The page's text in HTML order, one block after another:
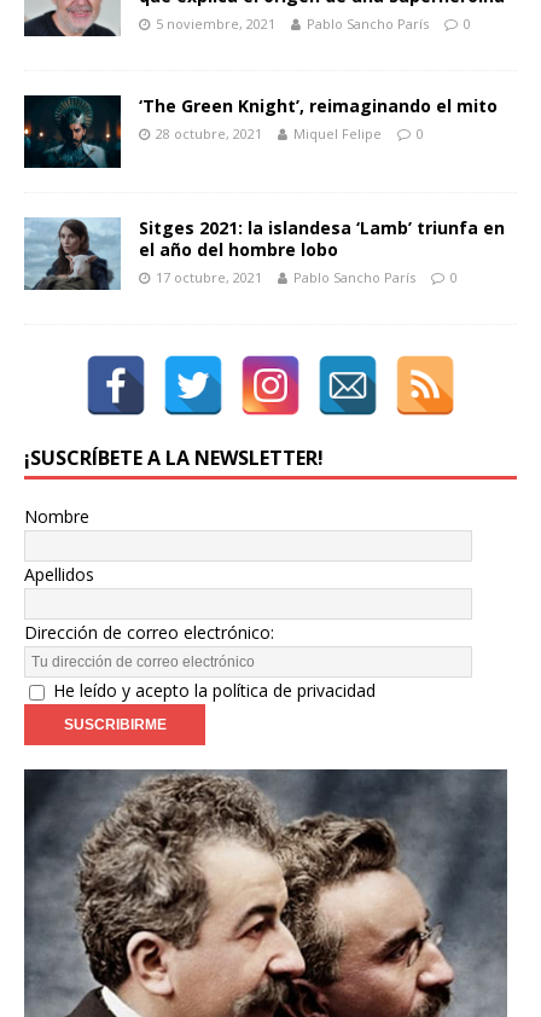
5 noviembre, 2021 Pablo Sancho París 0
‘The Green Knight’, reimaginando el mito
28 octubre, 2021 Miquel Felipe 0
Sitges 2021: la islandesa ‘Lamb’ triunfa en
el año del hombre lobo
17 octubre, 2021 Pablo Sancho París 0
¡SUSCRÍBETE A LA NEWSLETTER!
Nombre
Apellidos
Dirección de correo electrónico:
He leído y acepto la política de privacidad